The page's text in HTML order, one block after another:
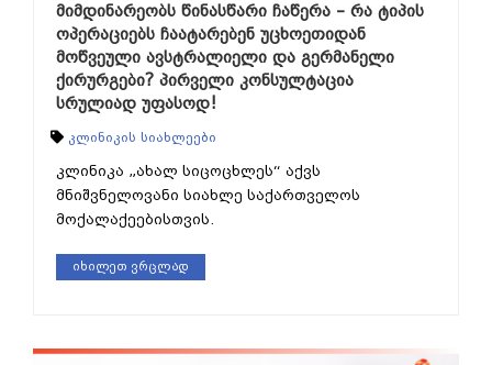
მიმდინარეობს წინასწარი ჩაწერა – რა ტიპის
ოპერაციებს ჩაატარებენ უცხოეთიდან
მოწვეული ავსტრალიელი და გერმანელი
ქირურგები? პირველი კონსულტაცია
სრულიად უფასოდ!
კლინიკის სიახლეები
კლინიკა „ახალ სიცოცხლეს“ აქვს
მნიშვნელოვანი სიახლე საქართველოს
მოქალაქეებისთვის.
იხილეთ ვრცლად